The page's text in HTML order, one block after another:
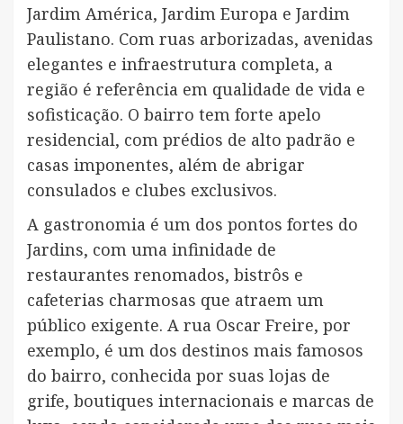
Jardim América, Jardim Europa e Jardim
Paulistano. Com ruas arborizadas, avenidas
elegantes e infraestrutura completa, a
região é referência em qualidade de vida e
sofisticação. O bairro tem forte apelo
residencial, com prédios de alto padrão e
casas imponentes, além de abrigar
consulados e clubes exclusivos.
A gastronomia é um dos pontos fortes do
Jardins, com uma infinidade de
restaurantes renomados, bistrôs e
cafeterias charmosas que atraem um
público exigente. A rua Oscar Freire, por
exemplo, é um dos destinos mais famosos
do bairro, conhecida por suas lojas de
grife, boutiques internacionais e marcas de